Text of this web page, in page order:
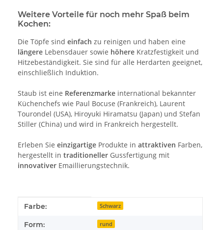
Weitere Vorteile für noch mehr Spaß beim
Kochen:
Die Töpfe sind einfach zu reinigen und haben eine
längere Lebensdauer sowie höhere Kratzfestigkeit und
Hitzebeständigkeit. Sie sind für alle Herdarten geeignet,
einschließlich Induktion.
Staub ist eine Referenzmarke international bekannter
Küchenchefs wie Paul Bocuse (Frankreich), Laurent
Tourondel (USA), Hiroyuki Hiramatsu (Japan) und Stefan
Stiller (China) und wird in Frankreich hergestellt.
Erleben Sie einzigartige Produkte in attraktiven Farben,
hergestellt in traditioneller Gussfertigung mit
innovativer Emaillierungstechnik.
Produkteigenschaft
Wert
Farbe: Schwarz
Form: rund